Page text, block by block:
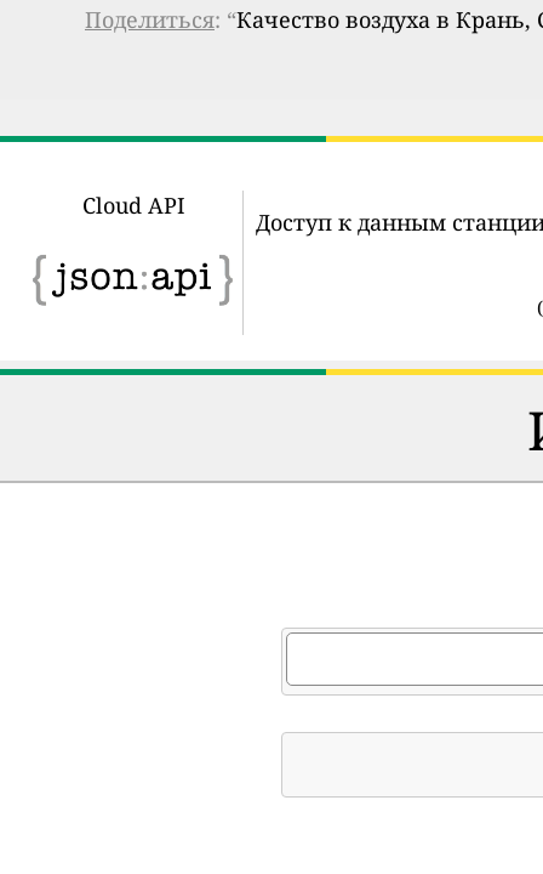
Поделиться: “Качество воздуха в Крань,
Cloud API
Доступ к данным
(